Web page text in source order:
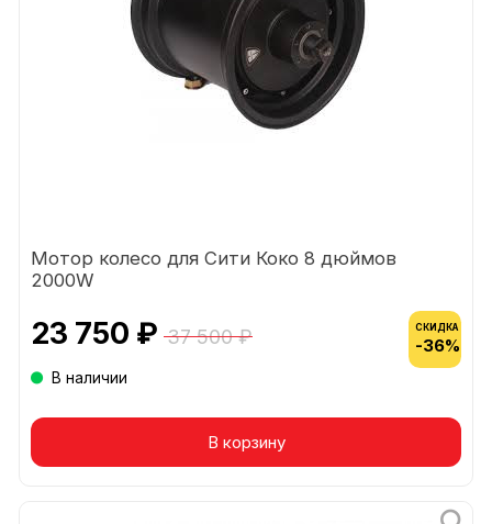
Мотор колесо для Сити Коко 8 дюймов
2000W
23 750 ₽ 37 500 ₽ СКИДКА
-36%
В наличии
В корзину